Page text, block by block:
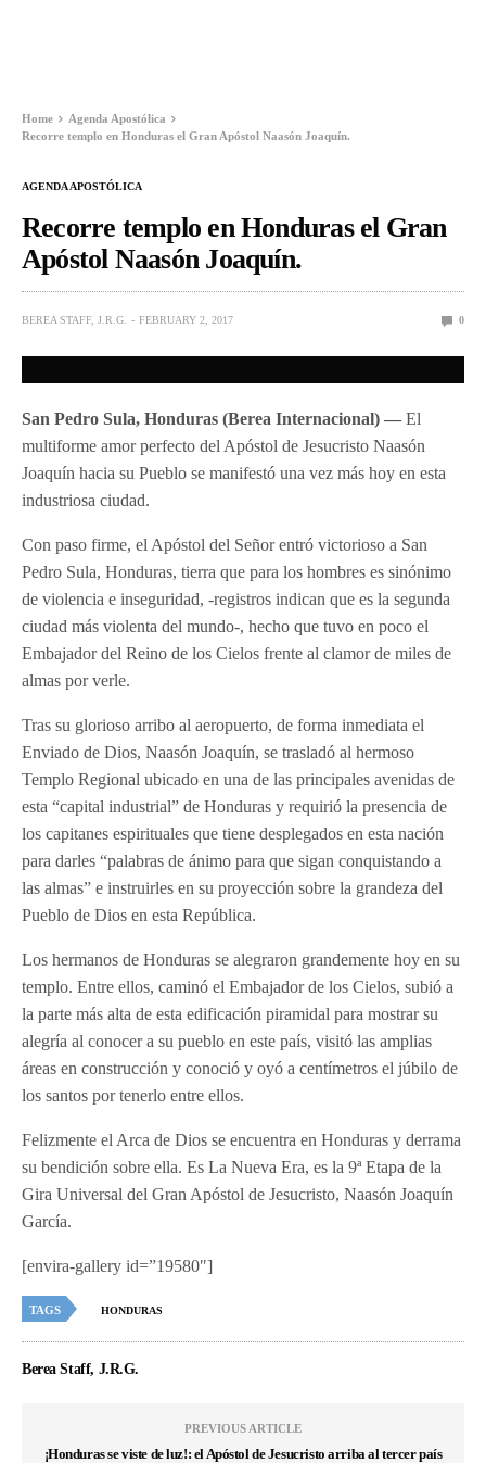
Home
Agenda Apostólica
Recorre templo en Honduras el Gran Apóstol Naasón Joaquín.
AGENDA APOSTÓLICA
Recorre templo en Honduras el Gran
Apóstol Naasón Joaquín.
BEREA STAFF, J.R.G. FEBRUARY 2, 2017 0
San Pedro Sula, Honduras (Berea Internacional) —El
multiforme amor perfecto del Apóstol de Jesucristo Naasón
Joaquín hacia su Pueblo se manifestó una vez más hoy en esta
industriosa ciudad.
Con paso firme, el Apóstol del Señor entró victorioso a San
Pedro Sula, Honduras, tierra que para los hombres es sinónimo
de violencia e inseguridad, -registros indican que es la segunda
ciudad más violenta del mundo-, hecho que tuvo en poco el
Embajador del Reino de los Cielos frente al clamor de miles de
almas por verle.
Tras su glorioso arribo al aeropuerto, de forma inmediata el
Enviado de Dios, Naasón Joaquín, se trasladó al hermoso
Templo Regional ubicado en una de las principales avenidas de
esta “capital industrial” de Honduras y requirió la presencia de
los capitanes espirituales que tiene desplegados en esta nación
para darles “palabras de ánimo para que sigan conquistando a
las almas” e instruirles en su proyección sobre la grandeza del
Pueblo de Dios en esta República.
Los hermanos de Honduras se alegraron grandemente hoy en su
templo. Entre ellos, caminó el Embajador de los Cielos, subió a
la parte más alta de esta edificación piramidal para mostrar su
alegría al conocer a su pueblo en este país, visitó las amplias
áreas en construcción y conoció y oyó a centímetros el júbilo de
los santos por tenerlo entre ellos.
Felizmente el Arca de Dios se encuentra en Honduras y derrama
su bendición sobre ella. Es La Nueva Era, es la 9ª Etapa de la
Gira Universal del Gran Apóstol de Jesucristo, Naasón Joaquín
García.
[envira-gallery id=”19580″]
TAGS HONDURAS
Berea Staff, J.R.G.
PREVIOUS ARTICLE
¡Honduras se viste de luz!: el Apóstol de Jesucristo arriba al tercer país